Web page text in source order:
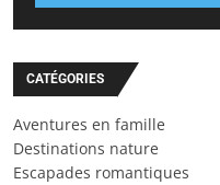
CATÉGORIES
Aventures en famille
Destinations nature
Escapades romantiques